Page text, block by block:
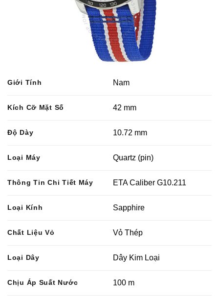
Giới Tính Nam
Kích Cỡ Mặt Số 42 mm
Độ Dày 10.72 mm
Loại Máy Quartz (pin)
Thông Tin Chi Tiết Máy ETA Caliber G10.211
Loại Kính Sapphire
Chất Liệu Vỏ Vỏ Thép
Loại Dây Dây Kim Loại
Chịu Áp Suất Nước 100 m